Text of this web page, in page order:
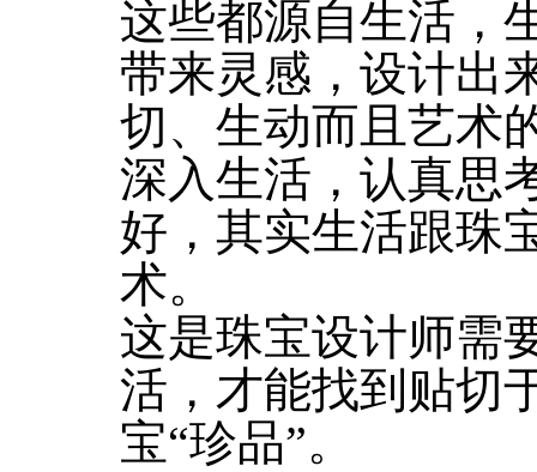
这些都源自生活，
带来灵感，设计出
切、生动而且艺术
深入生活，认真思
好，其实生活跟珠
术。
这是珠宝设计师需
活，才能找到贴切
宝“珍品”。